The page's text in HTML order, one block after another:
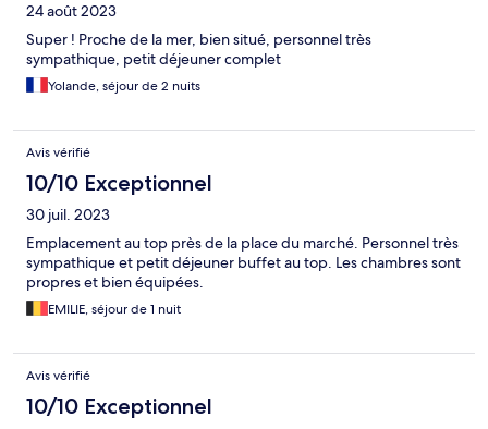
24 août 2023
Super ! Proche de la mer, bien situé, personnel très
sympathique, petit déjeuner complet
Yolande, séjour de 2 nuits
Avis vérifié
10/10 Exceptionnel
30 juil. 2023
Emplacement au top près de la place du marché. Personnel très
sympathique et petit déjeuner buffet au top. Les chambres sont
propres et bien équipées.
EMILIE, séjour de 1 nuit
Avis vérifié
10/10 Exceptionnel